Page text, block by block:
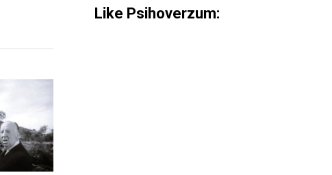
Like Psihoverzum: